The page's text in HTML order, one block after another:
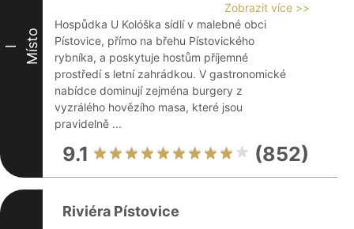
I Místo
Zobrazit více >>
Hospůdka U Kolóška sídlí v malebné obci
Pístovice, přímo na břehu Pístovického
rybníka, a poskytuje hostům příjemné
prostředí s letní zahrádkou. V gastronomické
nabídce dominují zejména burgery z
vyzrálého hovězího masa, které jsou
pravidelně ...
9.1 (852)
Riviéra Pístovice